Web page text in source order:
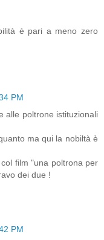
è pari a meno zero
PM
alle poltrone istituzionali
ma qui la nobiltà è
film "una poltrona per
dei due !
PM